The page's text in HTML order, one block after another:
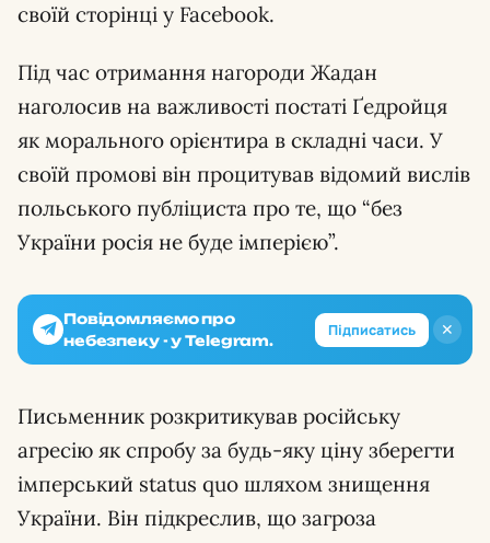
своїй сторінці у Facebook.
Під час отримання нагороди Жадан
наголосив на важливості постаті Ґедройця
як морального орієнтира в складні часи. У
своїй промові він процитував відомий вислів
польського публіциста про те, що “без
України росія не буде імперією”.
✕
Повідомляємо про
небезпеку - у Telegram.
Підписатись
Письменник розкритикував російську
агресію як спробу за будь-яку ціну зберегти
імперський status quo шляхом знищення
України. Він підкреслив, що загроза